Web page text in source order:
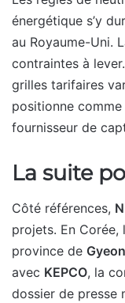
énergétique s’y
au Royaume-Uni.
contraintes à
grilles tarifaires
positionne
fournisseur de
La suite
Côté références,
projets. En
province de
avec KEPCO, la
dossier de presse